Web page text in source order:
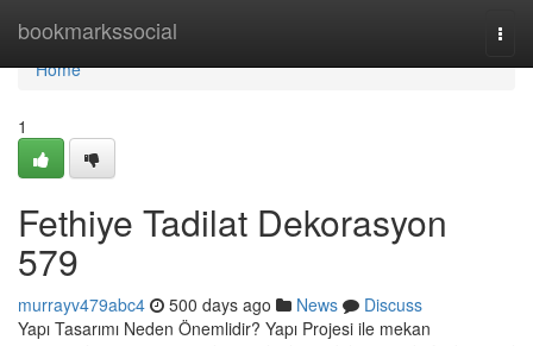
bookmarkssocial
Home
Home
1
Fethiye Tadilat Dekorasyon
579
murrayv479abc4 500 days ago News
Discuss
Yapı Tasarımı Neden Önemlidir? Yapı Projesi ile mekan